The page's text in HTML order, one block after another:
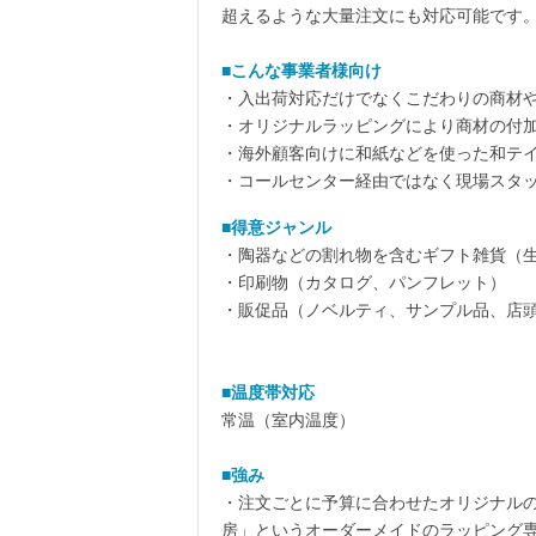
超えるような大量注文にも対応可能です
■こんな事業者様向け
・入出荷対応だけでなくこだわりの商
・オリジナルラッピングにより商材の付
・海外顧客向けに和紙などを使った和
・コールセンター経由ではなく現場ス
■得意ジャンル
・陶器などの割れ物を含むギフト雑貨
・印刷物（カタログ、パンフレット）
・販促品（ノベルティ、サンプル品、店
■温度帯対応
常温（室内温度）
■強み
・注文ごとに予算に合わせたオリジナ
房」というオーダーメイドのラッピング